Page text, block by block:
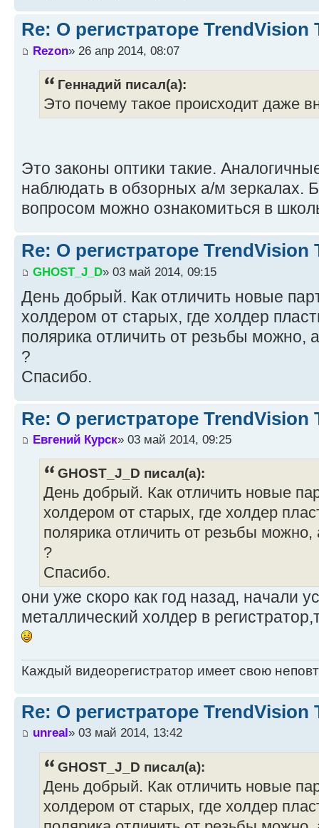
Re: О регистраторе TrendVision
Rezon» 26 апр 2014, 08:07
Геннадий писал(а):
Это почему такое происходит даже
Это законы оптики такие.
наблюдать в обзорных а/м зеркалах.
вопросом можно ознакомиться в
Re: О регистраторе TrendVision
GHOST_J_D» 03 май 2014, 09:15
День добрый. Как отличить новые
холдером от старых, где холдер
полярика отличить от резьбы можно,
?
Спасибо.
Re: О регистраторе TrendVision
Евгений Курск» 03 май 2014, 09:25
GHOST_J_D писал(а):
День добрый. Как отличить новые
холдером от старых, где холдер
полярика отличить от резьбы
?
Спасибо.
они уже скоро как год назад, начали
металлический холдер в
Каждый видеорегистратор имеет свою
Re: О регистраторе TrendVision
unreal» 03 май 2014, 13:42
GHOST_J_D писал(а):
День добрый. Как отличить новые
холдером от старых, где холдер